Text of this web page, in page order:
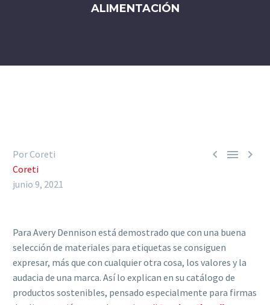
ALIMENTACIÓN
  
Por Coreti
Coreti
junio 9, 2021
Para Avery Dennison está demostrado que con una buena
selección de materiales para etiquetas se consiguen
expresar, más que con cualquier otra cosa, los valores y la
audacia de una marca. Así lo explican en su catálogo de
productos sostenibles, pensado especialmente para firmas